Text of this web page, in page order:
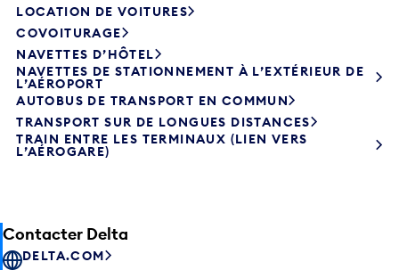
LOCATION DE VOITURES
COVOITURAGE
NAVETTES D’HÔTEL
NAVETTES DE STATIONNEMENT À L’EXTÉRIEUR DE
L’AÉROPORT
AUTOBUS DE TRANSPORT EN COMMUN
TRANSPORT SUR DE LONGUES DISTANCES
TRAIN ENTRE LES TERMINAUX (LIEN VERS
L’AÉROGARE)
Contacter Delta
DELTA.COM